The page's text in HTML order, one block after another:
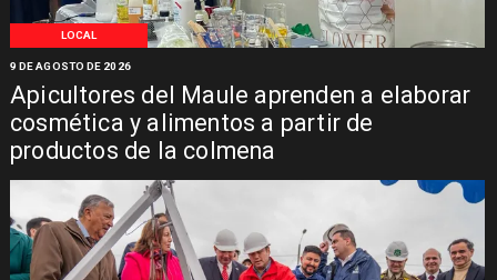
LOCAL
Apicultores del Maule aprenden a elaborar
cosmética y alimentos a partir de
productos de la colmena
9 DE AGOSTO DE 2026